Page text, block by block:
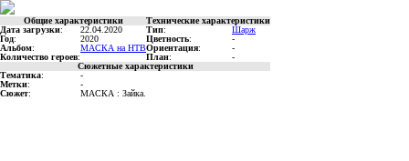
Общие характеристики
Технические характеристики
Дата загрузки: 22.04.2020 Тип:
Шарж
Год: 2020 Цветность:
-
Альбом: МАСКА на НТВОриентация:
-
Количество героев: План:
-
Сюжетные характеристики
Тематика:
-
Метки:
-
Сюжет: МАСКА : Зайка.